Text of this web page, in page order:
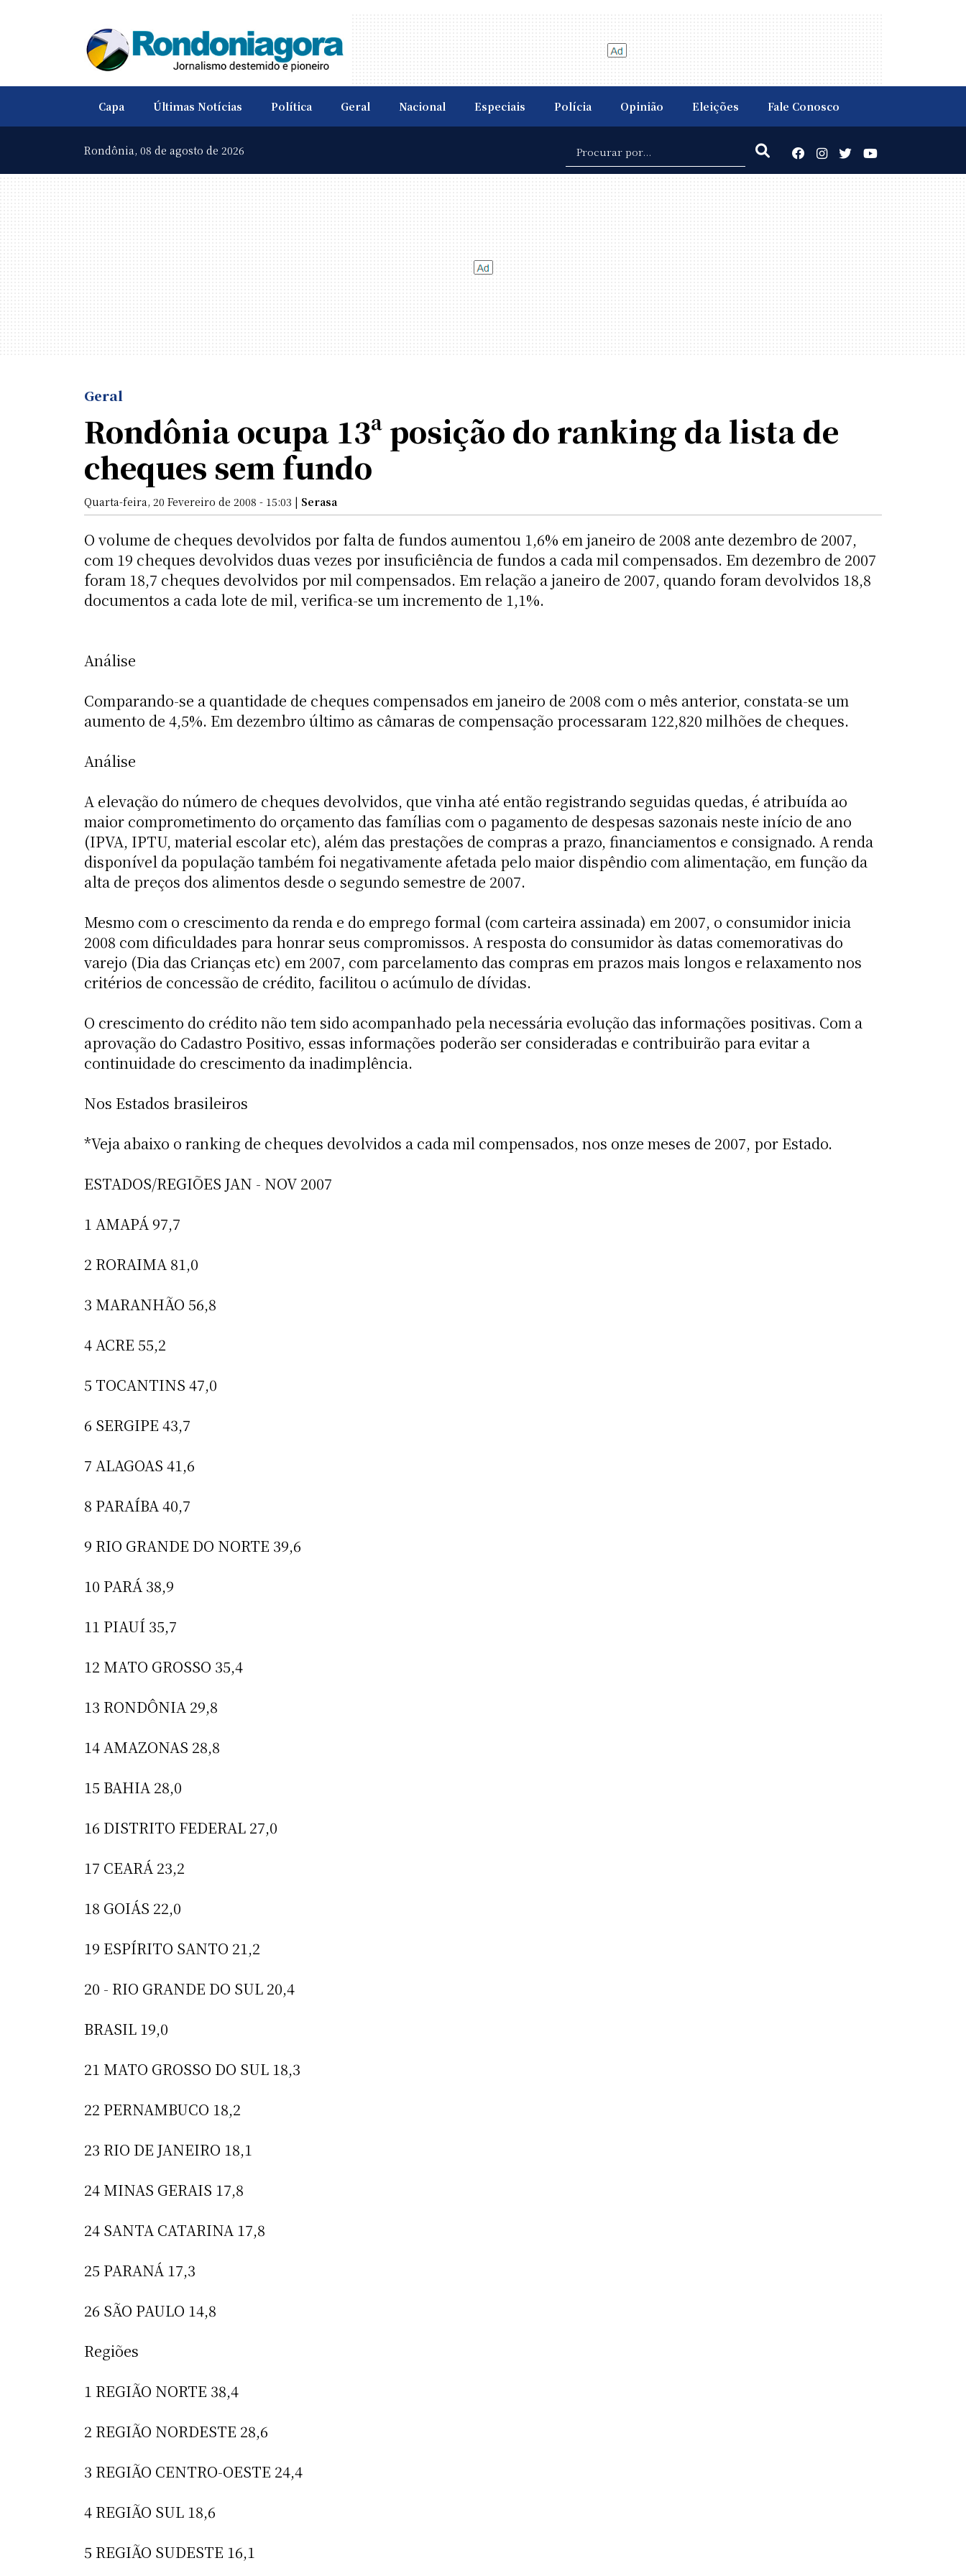
Capa Últimas Notícias Política Geral Nacional Especiais Polícia Opinião Eleições Fale Conosco
Rondônia, 08 de agosto de 2026
Geral
Rondônia ocupa 13ª posição do ranking da lista de
cheques sem fundo
Quarta-feira, 20 Fevereiro de 2008 - 15:03 | Serasa
O volume de cheques devolvidos por falta de fundos aumentou 1,6% em janeiro de 2008 ante dezembro de 2007,
com 19 cheques devolvidos duas vezes por insuficiência de fundos a cada mil compensados. Em dezembro de 2007
foram 18,7 cheques devolvidos por mil compensados. Em relação a janeiro de 2007, quando foram devolvidos 18,8
documentos a cada lote de mil, verifica-se um incremento de 1,1%.
Análise
Comparando-se a quantidade de cheques compensados em janeiro de 2008 com o mês anterior, constata-se um
aumento de 4,5%. Em dezembro último as câmaras de compensação processaram 122,820 milhões de cheques.
Análise
A elevação do número de cheques devolvidos, que vinha até então registrando seguidas quedas, é atribuída ao
maior comprometimento do orçamento das famílias com o pagamento de despesas sazonais neste início de ano
(IPVA, IPTU, material escolar etc), além das prestações de compras a prazo, financiamentos e consignado. A renda
disponível da população também foi negativamente afetada pelo maior dispêndio com alimentação, em função da
alta de preços dos alimentos desde o segundo semestre de 2007.
Mesmo com o crescimento da renda e do emprego formal (com carteira assinada) em 2007, o consumidor inicia
2008 com dificuldades para honrar seus compromissos. A resposta do consumidor às datas comemorativas do
varejo (Dia das Crianças etc) em 2007, com parcelamento das compras em prazos mais longos e relaxamento nos
critérios de concessão de crédito, facilitou o acúmulo de dívidas.
O crescimento do crédito não tem sido acompanhado pela necessária evolução das informações positivas. Com a
aprovação do Cadastro Positivo, essas informações poderão ser consideradas e contribuirão para evitar a
continuidade do crescimento da inadimplência.
Nos Estados brasileiros
*Veja abaixo o ranking de cheques devolvidos a cada mil compensados, nos onze meses de 2007, por Estado.
ESTADOS/REGIÕES JAN - NOV 2007
1 AMAPÁ 97,7
2 RORAIMA 81,0
3 MARANHÃO 56,8
4 ACRE 55,2
5 TOCANTINS 47,0
6 SERGIPE 43,7
7 ALAGOAS 41,6
8 PARAÍBA 40,7
9 RIO GRANDE DO NORTE 39,6
10 PARÁ 38,9
11 PIAUÍ 35,7
12 MATO GROSSO 35,4
13 RONDÔNIA 29,8
14 AMAZONAS 28,8
15 BAHIA 28,0
16 DISTRITO FEDERAL 27,0
17 CEARÁ 23,2
18 GOIÁS 22,0
19 ESPÍRITO SANTO 21,2
20 - RIO GRANDE DO SUL 20,4
BRASIL 19,0
21 MATO GROSSO DO SUL 18,3
22 PERNAMBUCO 18,2
23 RIO DE JANEIRO 18,1
24 MINAS GERAIS 17,8
24 SANTA CATARINA 17,8
25 PARANÁ 17,3
26 SÃO PAULO 14,8
Regiões
1 REGIÃO NORTE 38,4
2 REGIÃO NORDESTE 28,6
3 REGIÃO CENTRO-OESTE 24,4
4 REGIÃO SUL 18,6
5 REGIÃO SUDESTE 16,1